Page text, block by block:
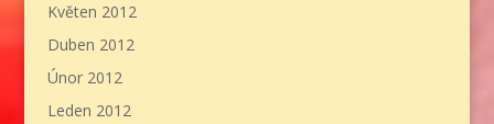
Květen 2012
Duben 2012
Únor 2012
Leden 2012